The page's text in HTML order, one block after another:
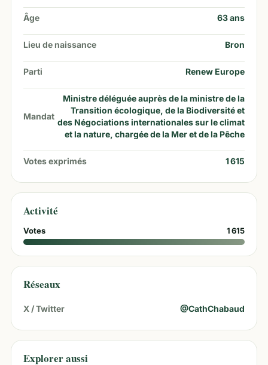
Âge 63ans
Lieu de naissance Bron
Parti Renew Europe
Mandat
Ministre déléguée auprès de la ministre de la
Transition écologique, de la Biodiversité et
des Négociations internationales sur le climat
et la nature, chargée de la Mer et de la Pêche
Votes exprimés 1 615
Activité
Votes 1 615
Réseaux
X / Twitter @CathChabaud
Explorer aussi